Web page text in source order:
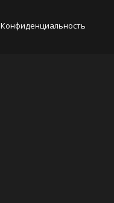
Конфиденциальность